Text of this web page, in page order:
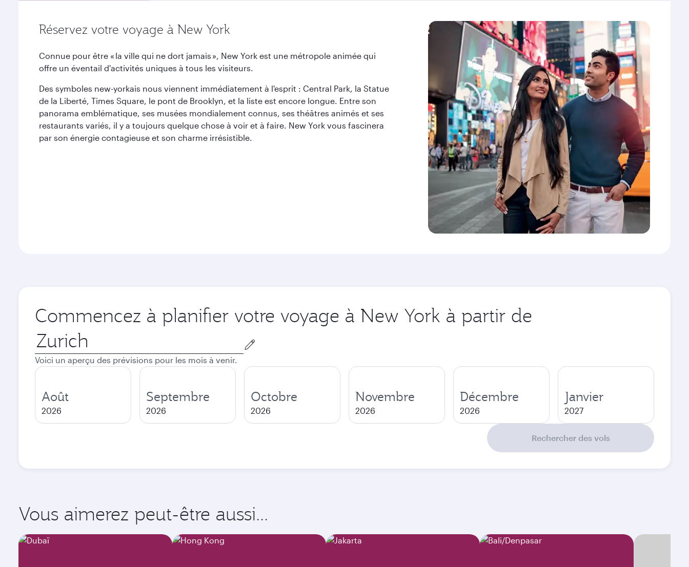
Réservez votre voyage à New York
Connue pour être « la ville qui ne dort jamais », New York est une métropole animée qui
offre un éventail d'activités uniques à tous les visiteurs.
Des symboles new-yorkais nous viennent immédiatement à l'esprit : Central Park, la Statue
de la Liberté, Times Square, le pont de Brooklyn, et la liste est encore longue. Entre son
panorama emblématique, ses musées mondialement connus, ses théâtres animés et ses
restaurants variés, il y a toujours quelque chose à voir et à faire. New York vous fascinera
par son énergie contagieuse et son charme irrésistible.
Commencez à planifier votre voyage à New York à partir de
Ville
de
départ
Voici un aperçu des prévisions pour les mois à venir.
Août
2026
Septembre
2026
Octobre
2026
Novembre
2026
Décembre
2026
Janvier
2027
Rechercher des vols
Vous aimerez peut-être aussi...